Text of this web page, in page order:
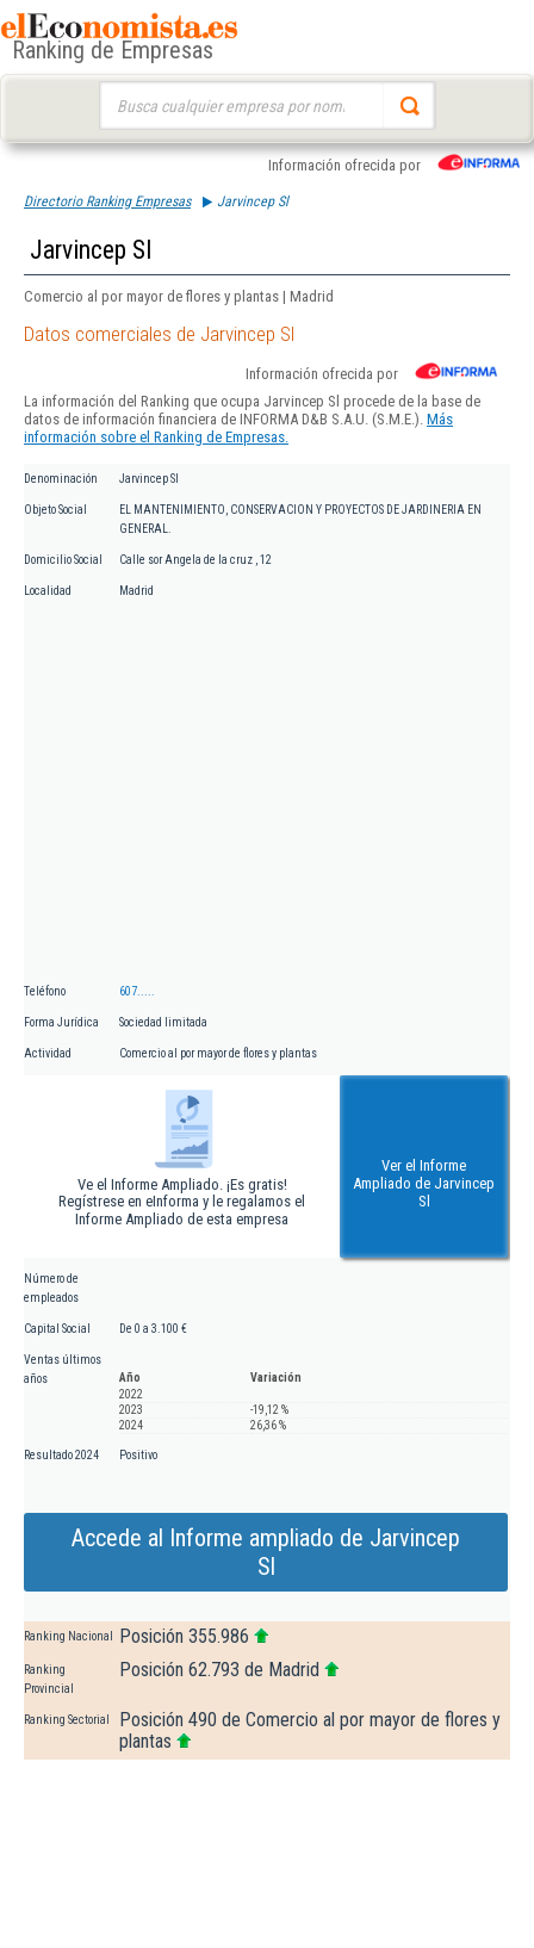
Ranking de Empresas
Información ofrecida por
Directorio Ranking Empresas Jarvincep Sl
Jarvincep Sl
Comercio al por mayor de flores y plantas | Madrid
Datos comerciales de Jarvincep Sl
Información ofrecida por
La información del Ranking que ocupa Jarvincep Sl procede de la base de
datos de información financiera de INFORMA D&B S.A.U. (S.M.E.). Más
información sobre el Ranking de Empresas.
Denominación Jarvincep Sl
Objeto Social
EL MANTENIMIENTO, CONSERVACION Y PROYECTOS DE JARDINERIA EN
GENERAL.
Domicilio Social Calle sor Angela de la cruz , 12
Localidad Madrid
Teléfono 607.....
Forma Jurídica Sociedad limitada
Actividad Comercio al por mayor de flores y plantas
Ve el Informe Ampliado. ¡Es gratis!
Regístrese en eInforma y le regalamos el
Informe Ampliado de esta empresa
Ver el Informe
Ampliado de Jarvincep
Sl
Número de
empleados
Capital Social De 0 a 3.100 €
Ventas últimos
años
Año
Variación
2022
2023
-19,12 %
2024
26,36 %
Resultado 2024 Positivo
Accede al Informe ampliado de Jarvincep
Sl
Ranking Nacional Posición 355.986
Ranking
Provincial
Posición 62.793 de Madrid
Ranking Sectorial
Posición 490 de Comercio al por mayor de flores y
plantas